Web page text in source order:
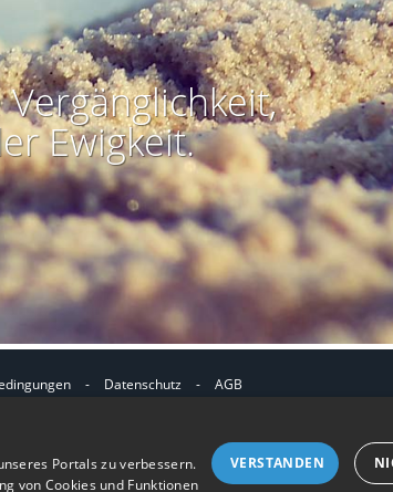
Ewigkeit.
- Datenschutz -
AGB
Gedenkportal erstellen
Portals zu verbessern.
von Cookies und Funktionen
VERSTANDEN